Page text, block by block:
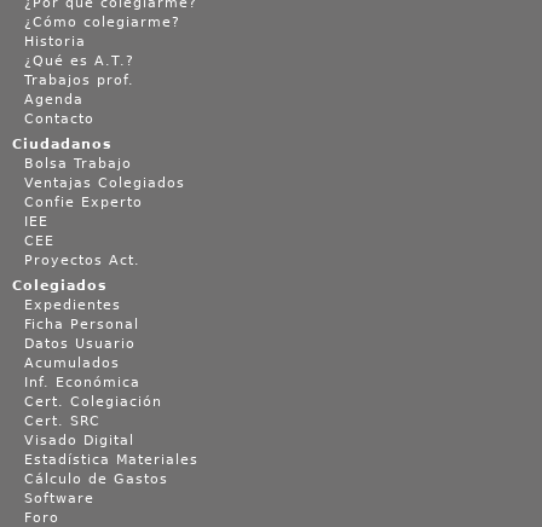
¿Cómo colegiarme?
Historia
¿Qué es A.T.?
Trabajos prof.
Agenda
Contacto
Ciudadanos
Bolsa Trabajo
Ventajas Colegiados
Confie Experto
IEE
CEE
Proyectos Act.
Colegiados
Expedientes
Ficha Personal
Datos Usuario
Acumulados
Inf. Económica
Cert. Colegiación
Cert. SRC
Visado Digital
Estadística Materiales
Cálculo de Gastos
Software
Foro